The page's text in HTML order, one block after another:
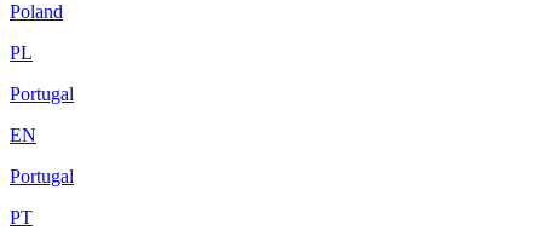
Poland
PL
Portugal
EN
Portugal
PT